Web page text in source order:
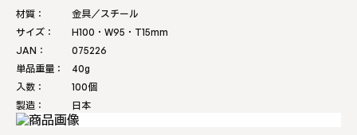
材質：
金具／スチール
サイズ：
H100・W95・T15mm
JAN：
075226
単品重量：
40g
入数：
100個
製造：
日本